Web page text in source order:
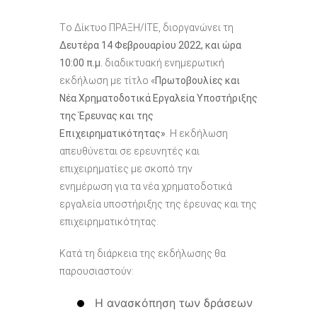
Tο Δίκτυο ΠΡΑΞΗ/ΙΤΕ, διοργανώνει τη
Δευτέρα 14 Φεβρουαρίου 2022, και ώρα
10:00 π.μ. διαδικτυακή ενημερωτική
εκδήλωση με τίτλο «Πρωτοβουλίες και
Νέα Χρηματοδοτικά Εργαλεία Υποστήριξης
της Έρευνας και της
Επιχειρηματικότητας». Η εκδήλωση
απευθύνεται σε ερευνητές και
επιχειρηματίες με σκοπό την
ενημέρωση για τα νέα χρηματοδοτικά
εργαλεία υποστήριξης της έρευνας και της
επιχειρηματικότητας.
Κατά τη διάρκεια της εκδήλωσης θα
παρουσιαστούν:
Η ανασκόπηση των δράσεων